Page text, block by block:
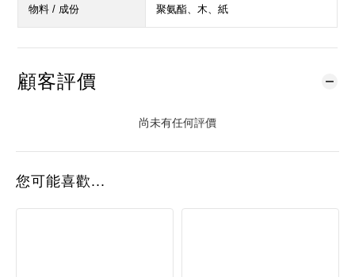
物料 / 成份 聚氨酯、木、紙
顧客評價
尚未有任何評價
您可能喜歡...